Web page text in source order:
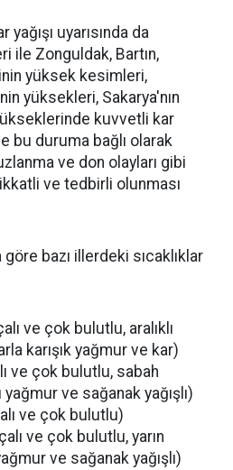
uyarısında da
ile Zonguldak, Bartın,
yüksek kesimleri,
yüksekleri, Sakarya'nın
kuvvetli kar
bu duruma bağlı olarak
ve don olayları gibi
ve tedbirli olunması
bazı illerdeki sıcaklıklar
ve çok bulutlu, aralıklı
karışık yağmur ve kar)
ve çok bulutlu, sabah
ve sağanak yağışlı)
ve çok bulutlu)
ve çok bulutlu, yarın
ve sağanak yağışlı)